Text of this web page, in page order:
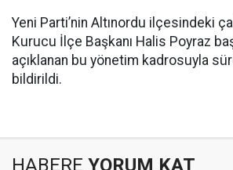
Yeni Parti’nin Altınordu ilçesindeki
Kurucu İlçe Başkanı Halis Poyraz
açıklanan bu yönetim kadrosuyla
bildirildi.
HABERE YORUM KAT